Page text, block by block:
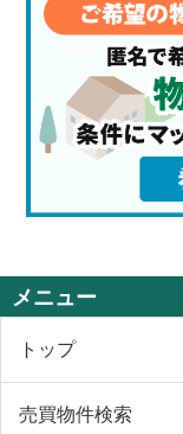
メニュー
トップ
売買物件検索